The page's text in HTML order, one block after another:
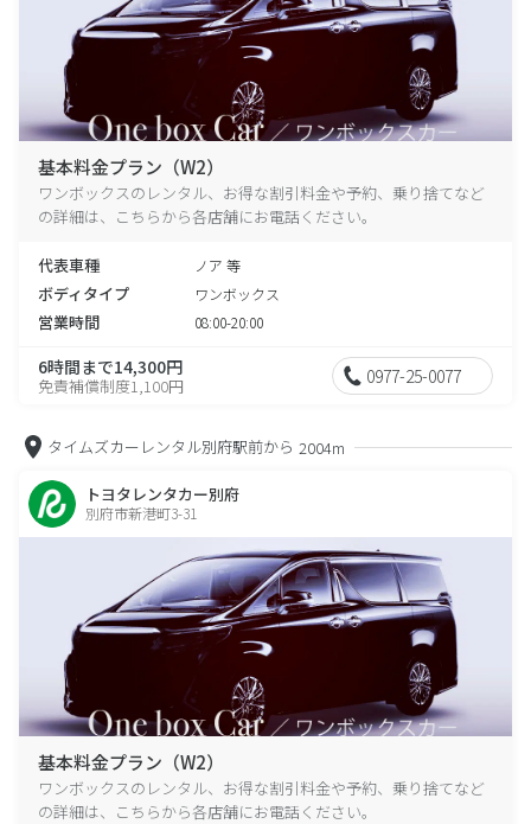
基本料金プラン（W2）
ワンボックスのレンタル、お得な割引料金や予約、乗り捨てなど
の詳細は、こちらから各店舗にお電話ください。
代表車種 ノア 等
ボディタイプ ワンボックス
営業時間 08:00-20:00
6時間まで14,300円
免責補償制度1,100円 0977-25-0077
タイムズカーレンタル別府駅前から 2004m
トヨタレンタカー別府
別府市新港町3-31
基本料金プラン（W2）
ワンボックスのレンタル、お得な割引料金や予約、乗り捨てなど
の詳細は、こちらから各店舗にお電話ください。